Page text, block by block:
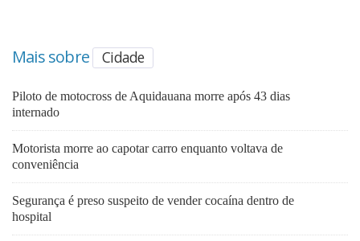
Mais sobre Cidade
Piloto de motocross de Aquidauana morre após 43 dias
internado
Motorista morre ao capotar carro enquanto voltava de
conveniência
Segurança é preso suspeito de vender cocaína dentro de
hospital